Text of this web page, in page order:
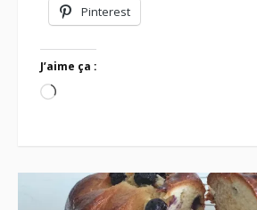
Pinterest
J’aime ça :
Chargement…